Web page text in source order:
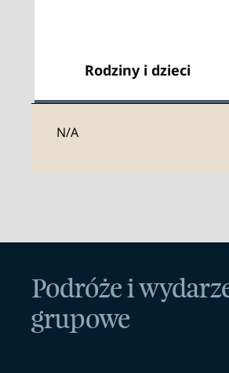
Rodziny i dzieci
N/A
Podróże i
grupowe